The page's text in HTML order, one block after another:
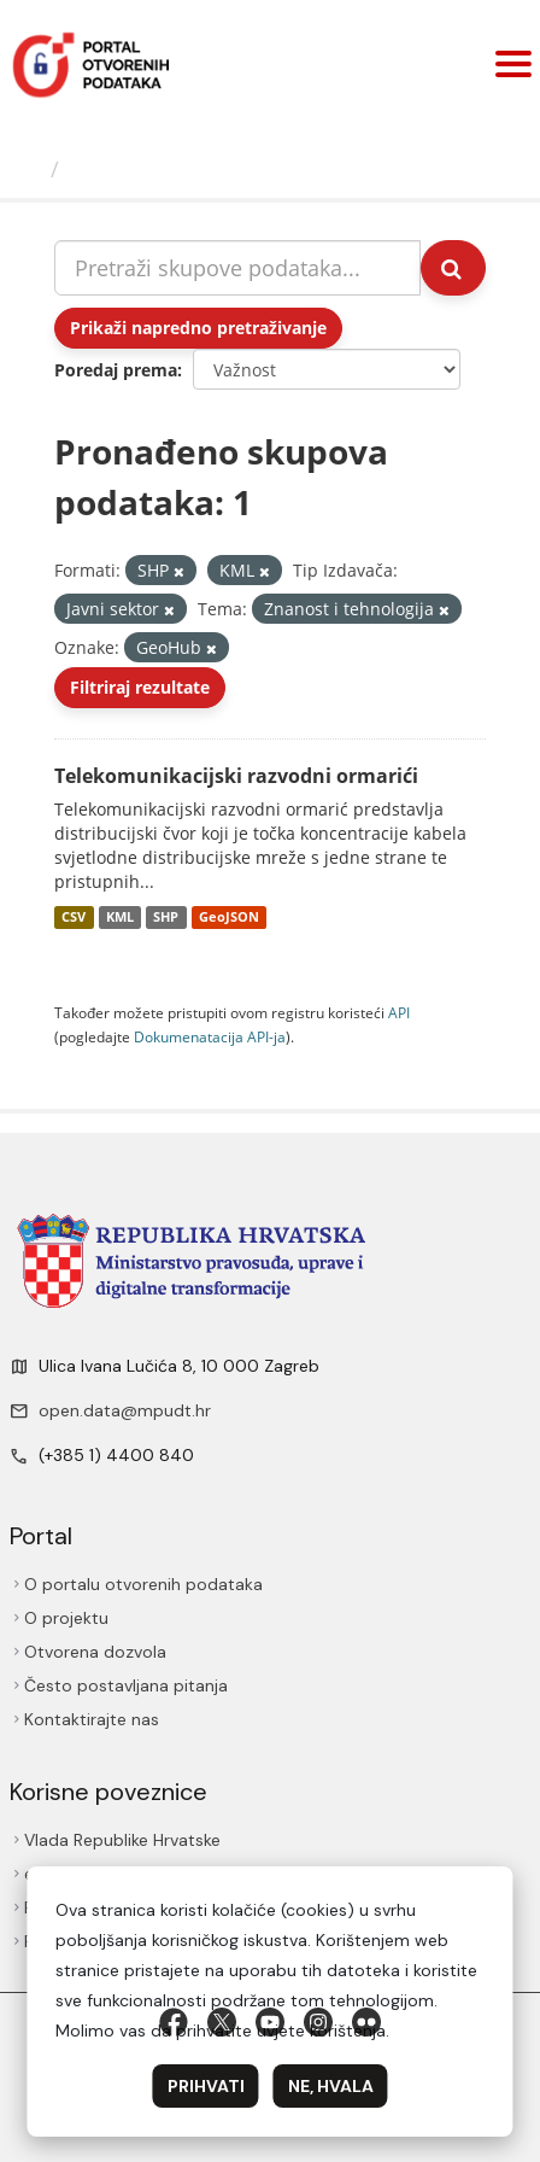
sadržaj
Prikaži napredno pretraživanje
Poredaj prema
Pronađeno skupova
podataka: 1
Formati: SHP KML
Tip Izdavača:
Javni sektor
Tema:
Znanost i tehnologija
Oznake:
GeoHub
Filtriraj rezultate
Telekomunikacijski razvodni ormarići
Telekomunikacijski razvodni ormarić predstavlja
distribucijski čvor koji je točka koncentracije kabela
svjetlodne distribucijske mreže s jedne strane te
pristupnih...
CSV KML SHP GeoJSON
Također možete pristupiti ovom registru koristeći API
(pogledajte Dokumenаtаcijа API-jа).